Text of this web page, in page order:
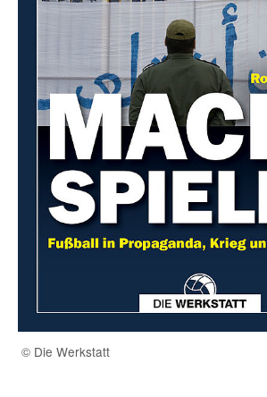
© Die Werkstatt